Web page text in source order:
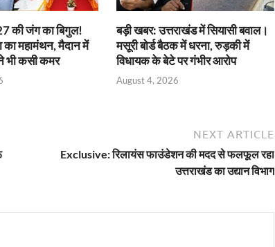
की जंग का बिगुल!
का महामंथन, मैदान में
भी कसी कमर
बड़ी खबर: उत्तराखंड में सियासी बवाल।
मसूरी बोर्ड बैठक में धरना, रुड़की में
विधायक के बेटे पर गंभीर आरोप
August 4, 2026
NEXT ARTICLE
Exclusive: रिलायंस फाउंडेशन की मदद से फलफूल रहा
उत्तराखंड का उद्यान विभाग